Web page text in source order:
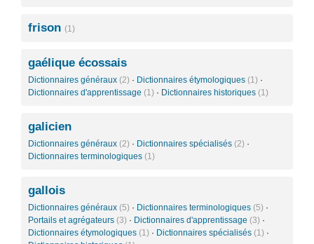
frison (1)
gaélique écossais
Dictionnaires généraux (2) · Dictionnaires étymologiques (1) ·
Dictionnaires d'apprentissage (1) · Dictionnaires historiques (1)
galicien
Dictionnaires généraux (2) · Dictionnaires spécialisés (2) ·
Dictionnaires terminologiques (1)
gallois
Dictionnaires généraux (5) · Dictionnaires terminologiques (5) ·
Portails et agrégateurs (3) · Dictionnaires d'apprentissage (3) ·
Dictionnaires étymologiques (1) · Dictionnaires spécialisés (1) ·